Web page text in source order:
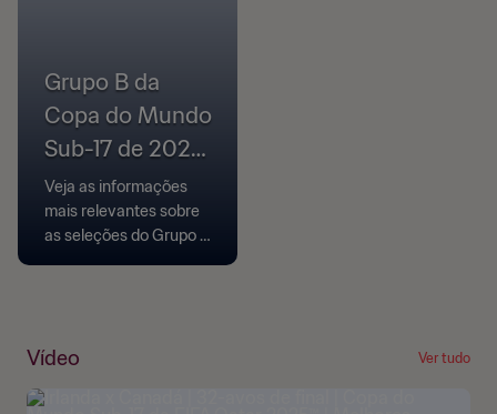
Grupo B da
Copa do Mundo
Sub-17 de 2023:
Tudo que você
precisa saber
Veja as informações
mais relevantes sobre
as seleções do Grupo B,
Vídeo Ver tudo